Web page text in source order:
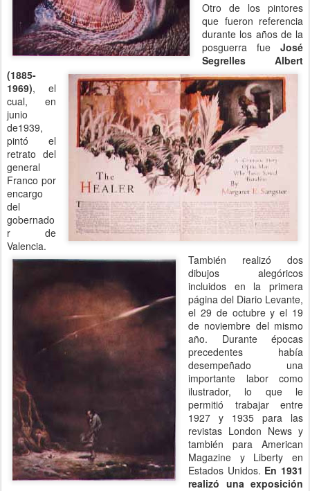
Otro de los pintores
que fueron referencia
durante los años de la
posguerra fue José
Segrelles Albert
(1885-
1969), el
cual, en
junio
de1939,
pintó el
retrato del
general
Franco por
encargo
del
gobernado
r de
Valencia.
También realizó dos
dibujos alegóricos
incluidos en la primera
página del Diario Levante,
el 29 de octubre y el 19
de noviembre del mismo
año. Durante épocas
precedentes había
desempeñado una
importante labor como
ilustrador, lo que le
permitió trabajar entre
1927 y 1935 para las
revistas London News y
también para American
Magazine y Liberty en
Estados Unidos. En 1931
realizó una exposición